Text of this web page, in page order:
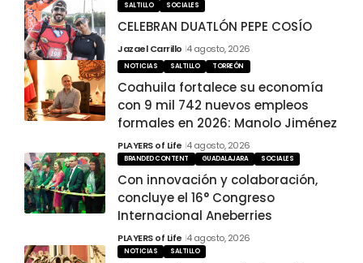
SALTILLO SOCIALES
CELEBRAN DUATLÓN PEPE COSÍO
Jazael Carrillo 4 agosto, 2026
NOTICIAS SALTILLO TORREÓN
Coahuila fortalece su economía
con 9 mil 742 nuevos empleos
formales en 2026: Manolo Jiménez
PLAYERS of Life 4 agosto, 2026
BRANDED CONTENT GUADALAJARA SOCIALES
Con innovación y colaboración,
concluye el 16° Congreso
Internacional Aneberries
PLAYERS of Life 4 agosto, 2026
NOTICIAS SALTILLO